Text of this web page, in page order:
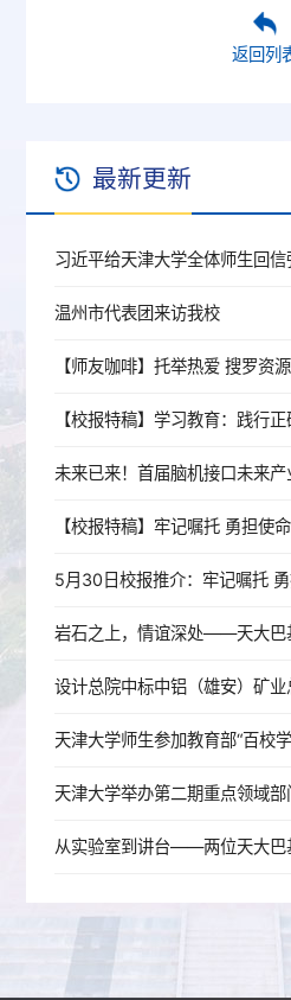
返回列
最新更新
温州市代表团来访我校
【师友咖啡】托举热爱 搜罗资
【校报特稿】学习教育：践行
未来已来！首届脑机接口未来
天津大学师生参加教育部“百校
从实验室到讲台——两位天大巴